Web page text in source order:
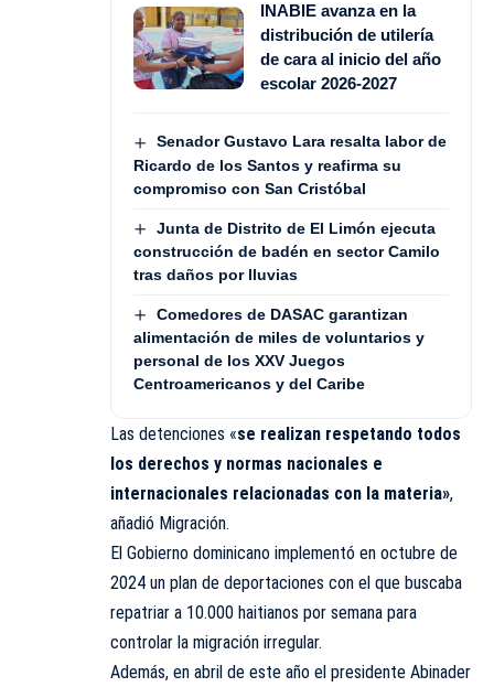
INABIE avanza en la
distribución de utilería
de cara al inicio del año
escolar 2026-2027
Senador Gustavo Lara resalta labor de
Ricardo de los Santos y reafirma su
compromiso con San Cristóbal
Junta de Distrito de El Limón ejecuta
construcción de badén en sector Camilo
tras daños por lluvias
Comedores de DASAC garantizan
alimentación de miles de voluntarios y
personal de los XXV Juegos
Centroamericanos y del Caribe
Las detenciones «se realizan respetando todos
los derechos y normas nacionales e
internacionales relacionadas con la materia»,
añadió Migración.
El Gobierno dominicano implementó en octubre de
2024 un plan de deportaciones con el que buscaba
repatriar a 10.000 haitianos por semana para
controlar la migración irregular.
Además, en abril de este año el presidente Abinader